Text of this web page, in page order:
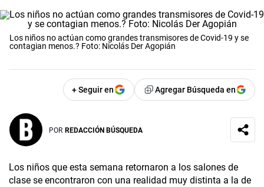
Los niños no actúan como grandes transmisores de Covid-19 y se
contagian menos.? Foto: Nicolás Der Agopián
+ Seguir en Agregar Búsqueda en
POR REDACCIÓN BÚSQUEDA
Los niños que esta semana retornaron a los salones de
clase se encontraron con una realidad muy distinta a la de